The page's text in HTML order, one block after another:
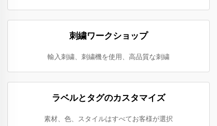
刺繍ワークショップ
輸入刺繍、刺繍機を使用、高品質な刺繍
ラベルとタグのカスタマイズ
素材、色、スタイルはすべてお客様が選択